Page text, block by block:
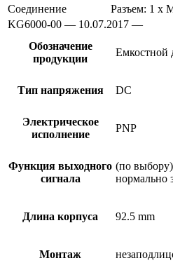
Соединение
Разъем: 1 x
KG6000-00 — 10.07.2017 —
Обозначение
продукции
Емкостной
Тип напряжения DC
Электрическое
исполнение
PNP
Функция выходного
сигнала
(по
нормально
Длина корпуса 92.5 mm
Монтаж